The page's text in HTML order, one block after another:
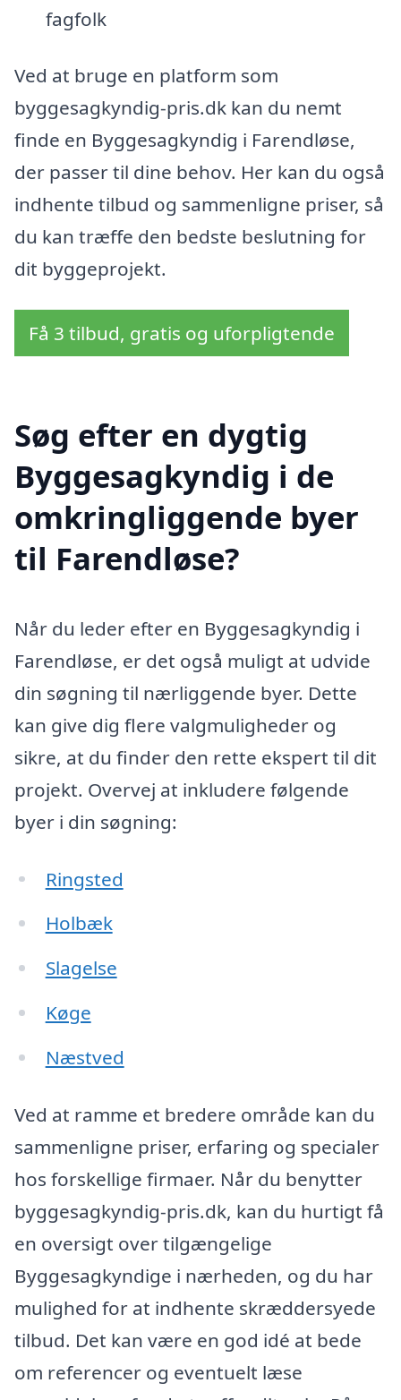
fagfolk
Ved at bruge en platform som
byggesagkyndig-pris.dk kan du nemt
finde en Byggesagkyndig i Farendløse,
der passer til dine behov. Her kan du også
indhente tilbud og sammenligne priser, så
du kan træffe den bedste beslutning for
dit byggeprojekt.
Få 3 tilbud, gratis og uforpligtende
Søg efter en dygtig
Byggesagkyndig i de
omkringliggende byer
til Farendløse?
Når du leder efter en Byggesagkyndig i
Farendløse, er det også muligt at udvide
din søgning til nærliggende byer. Dette
kan give dig flere valgmuligheder og
sikre, at du finder den rette ekspert til dit
projekt. Overvej at inkludere følgende
byer i din søgning:
Ringsted
Holbæk
Slagelse
Køge
Næstved
Ved at ramme et bredere område kan du
sammenligne priser, erfaring og specialer
hos forskellige firmaer. Når du benytter
byggesagkyndig-pris.dk, kan du hurtigt få
en oversigt over tilgængelige
Byggesagkyndige i nærheden, og du har
mulighed for at indhente skræddersyede
tilbud. Det kan være en god idé at bede
om referencer og eventuelt læse